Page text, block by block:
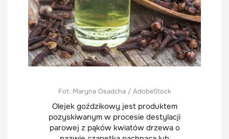
Fot. Maryna Osadcha / AdobeStock
Olejek goździkowy jest produktem
pozyskiwanym w procesie destylacji
parowej z pąków kwiatów drzewa o